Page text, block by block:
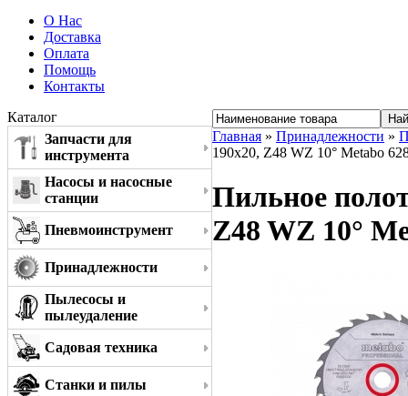
О Нас
Доставка
Оплата
Помощь
Контакты
Каталог
Запчасти для
инструмента
Насосы и насосные
станции
Пневмоинструмент
Принадлежности
Пылесосы и
пылеудаление
Садовая техника
Станки и пилы
Главная » Принадлежности »
190x20, Z48 WZ 10° Metabo
Пильное
Z48 WZ 10°